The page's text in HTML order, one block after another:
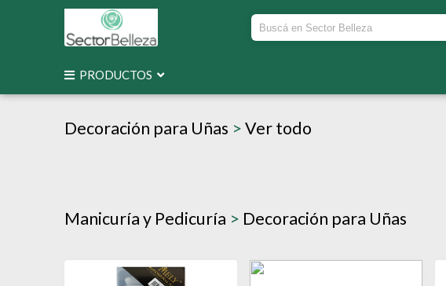
PRODUCTOS
Decoración para Uñas >Ver todo
Manicuría y Pedicuría > Decoración para Uñas